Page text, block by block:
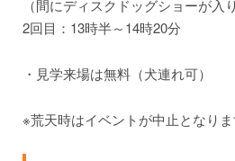
（間にディスクドッグショーが入
2回目：13時半～14時20分
・見学来場は無料（犬連れ可）
※荒天時はイベントが中止となりま